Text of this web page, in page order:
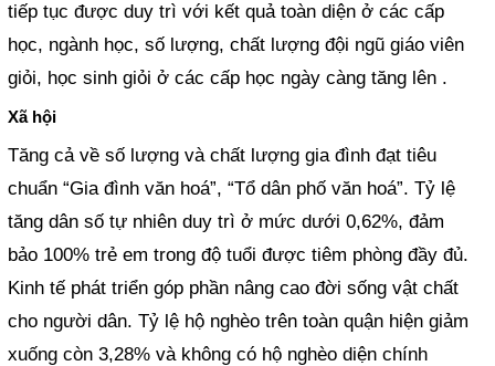
tiếp tục được duy trì với kết quả toàn diện ở các cấp
học, ngành học, số lượng, chất lượng đội ngũ giáo viên
giỏi, học sinh giỏi ở các cấp học ngày càng tăng lên .
Xã hội
Tăng cả về số lượng và chất lượng gia đình đạt tiêu
chuẩn “Gia đình văn hoá”, “Tổ dân phố văn hoá”. Tỷ lệ
tăng dân số tự nhiên duy trì ở mức dưới 0,62%, đảm
bảo 100% trẻ em trong độ tuổi được tiêm phòng đầy đủ.
Kinh tế phát triển góp phần nâng cao đời sống vật chất
cho người dân. Tỷ lệ hộ nghèo trên toàn quận hiện giảm
xuống còn 3,28% và không có hộ nghèo diện chính